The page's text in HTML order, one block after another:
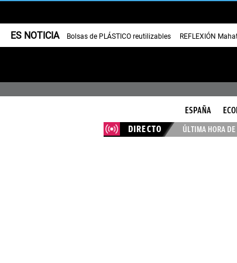
ES NOTICIA Bolsas de PLÁSTICO reutilizables REFLEXIÓN
ESPAÑA
DIRECTO
ÚLTIMA HORA DE